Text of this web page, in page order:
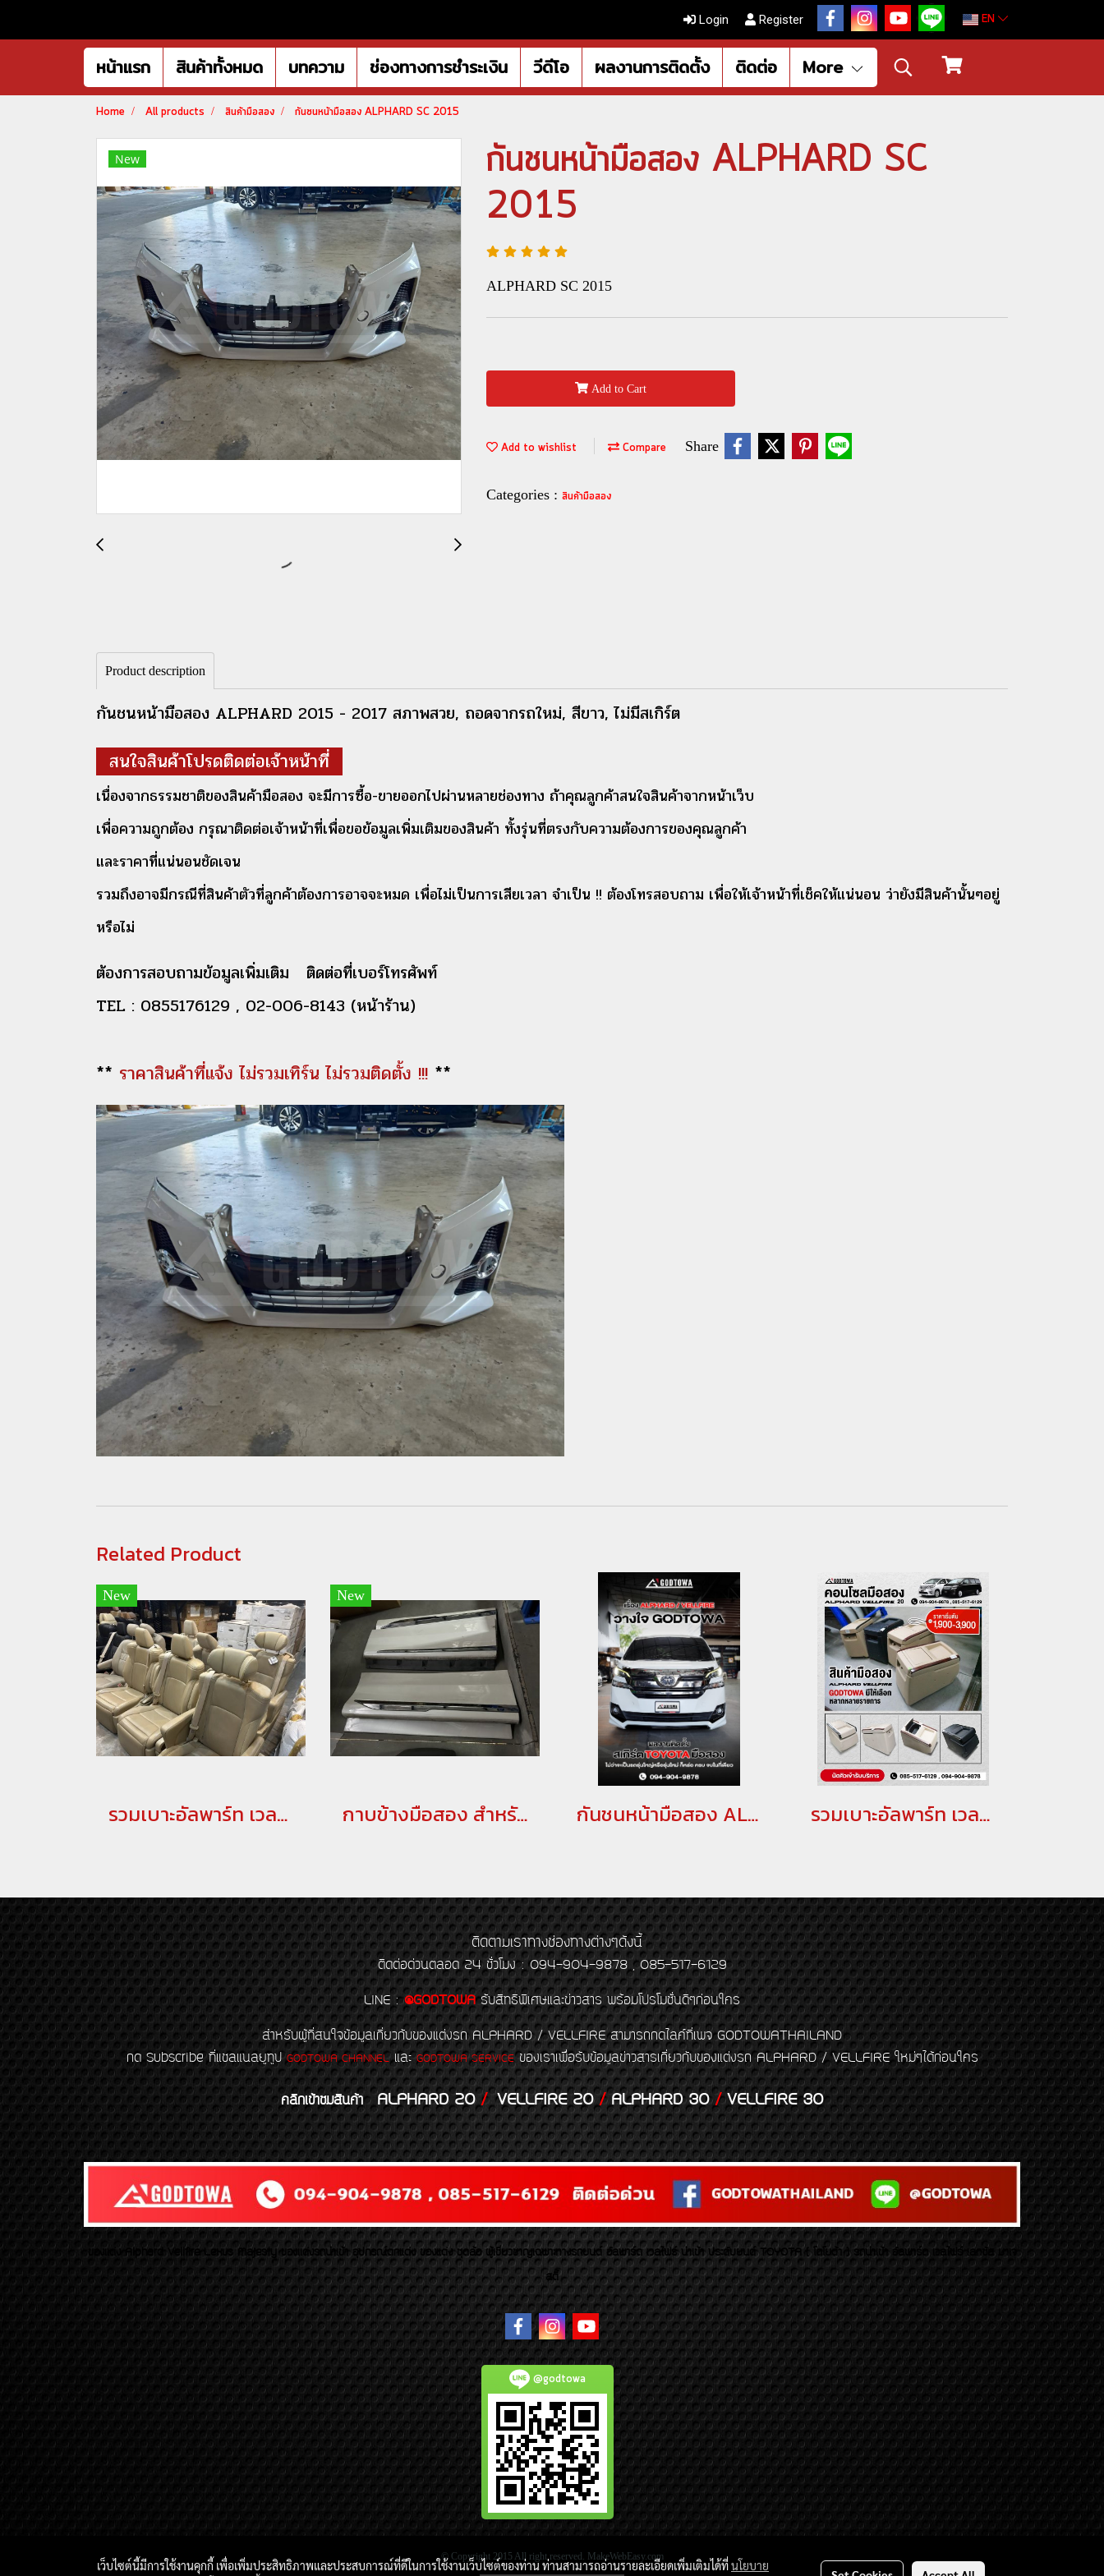
Login Register EN
หน้าแรก สินค้าทั้งหมด บทความ ช่องทางการชำระเงิน วีดีโอ ผลงานการติดตั้ง ติดต่อ More
Home All products สินค้ามือสอง กันชนหน้ามือสอง ALPHARD SC 2015
New
กันชนหน้ามือสอง ALPHARD SC
2015
ALPHARD SC 2015
Add to Cart
Add to wishlist Compare Share
Categories : สินค้ามือสอง
Product description
กันชนหน้ามือสอง ALPHARD 2015 - 2017 สภาพสวย, ถอดจากรถใหม่, สีขาว, ไม่มีสเกิร์ต
สนใจสินค้าโปรดติดต่อเจ้าหน้าที่
เนื่องจากธรรมชาติของสินค้ามือสอง จะมีการซื้อ-ขายออกไปผ่านหลายช่องทาง ถ้าคุณลูกค้าสนใจสินค้าจากหน้าเว็บ
เพื่อความถูกต้อง กรุณาติดต่อเจ้าหน้าที่เพื่อขอข้อมูลเพิ่มเติมของสินค้า ทั้งรุ่นที่ตรงกับความต้องการของคุณลูกค้า
และราคาที่แน่นอนชัดเจน
รวมถึงอาจมีกรณีที่สินค้าตัวที่ลูกค้าต้องการอาจจะหมด เพื่อไม่เป็นการเสียเวลา จำเป็น !! ต้องโทรสอบถาม เพื่อให้เจ้าหน้าที่เช็คให้แน่นอน ว่ายังมีสินค้านั้นๆอยู่
หรือไม่
ต้องการสอบถามข้อมูลเพิ่มเติม ติดต่อที่เบอร์โทรศัพท์
TEL : 0855176129 , 02-006-8143 (หน้าร้าน)
** ราคาสินค้าที่แจ้ง ไม่รวมเทิร์น ไม่รวมติดตั้ง !!! **
Related Product
New
รวมเบาะอัลพาร์ท เวลไฟร์ มือสอง อัพเดทล่าสุด
New
กาบข้างมือสอง สำหรับ ALPHARD/VELLFIRE 20,30 กันชนหน้ามือสอง ALPHARD SC 2015(copy) รวมเบาะอัลพาร์ท เวลไฟร์ มือสอง อัพเดทล่าสุด(copy)
ติดตามเราทางช่องทางต่างๆดังนี้
ติดต่อด่วนตลอด 24 ชั่วโมง : 094-904-9878 , 085-517-6129
LINE : @GODTOWA รับสิทธิพิเศษและข่าวสาร พร้อมโปรโมชั่นดีๆก่อนใคร
สำหรับผู้ที่สนใจข้อมูลเกี่ยวกับของแต่งรถ ALPHARD / VELLFIRE สามารถกดไลค์ที่เพจ GODTOWATHAILAND
กด Subscribe ที่แชลแนลยูทูปGODTOWA CHANNELและGODTOWA SERVICEของเราเพื่อรับข้อมูลข่าวสารเกี่ยวกับของแต่งรถ ALPHARD / VELLFIRE ใหม่ๆได้ก่อนใคร
คลิกเข้าชมสินค้า ALPHARD 20/VELLFIRE 20/ ALPHARD 30/VELLFIRE 30
ของเเต่ง Alphard Vellfire Lexus Majesty ของเเต่งรถนำเข้า อุปกรณ์ตกแต่ง ของแต่ง ชุดล้อ ผู้เชี่ยวชาญเฉพาะทางรถยนต์ อัลพาร์ด เวลไฟร์ นำเข้า ประดับยนต์ TOYOTA ( โตโยต้า ) รถนำเข้า อัลพาร์ด เวลไฟร์ เลกซัส มาเจ
สตี้
@godtowa
© Copyright 2015 All right reserved. MakeWebEasy.com
เว็บไซต์นี้มีการใช้งานคุกกี้ เพื่อเพิ่มประสิทธิภาพและประสบการณ์ที่ดีในการใช้งานเว็บไซต์ของท่าน ท่านสามารถอ่านรายละเอียดเพิ่มเติมได้ที่นโยบาย